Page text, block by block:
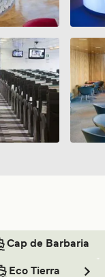
Cap de Barbaria
Eco Tierra